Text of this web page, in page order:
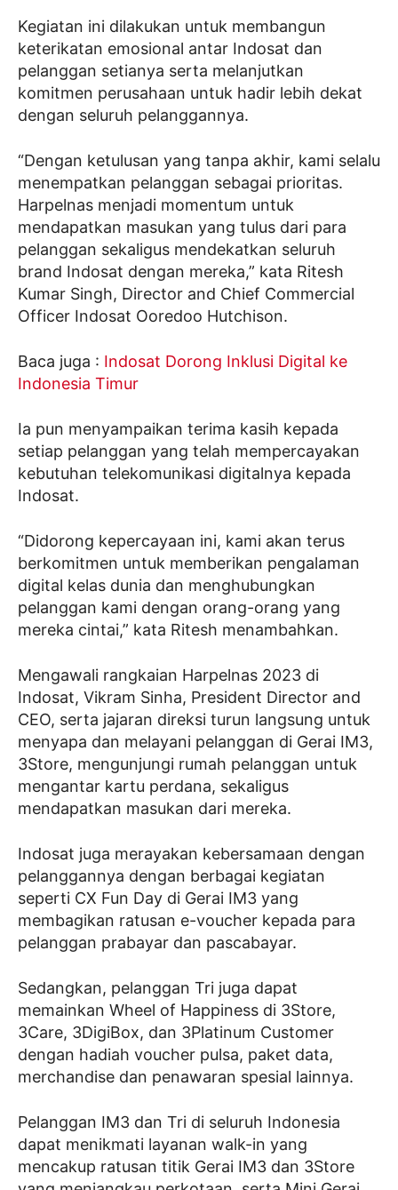
Kegiatan ini dilakukan untuk membangun
keterikatan emosional antar Indosat dan
pelanggan setianya serta melanjutkan
komitmen perusahaan untuk hadir lebih dekat
dengan seluruh pelanggannya.
“Dengan ketulusan yang tanpa akhir, kami selalu
menempatkan pelanggan sebagai prioritas.
Harpelnas menjadi momentum untuk
mendapatkan masukan yang tulus dari para
pelanggan sekaligus mendekatkan seluruh
brand Indosat dengan mereka,” kata Ritesh
Kumar Singh, Director and Chief Commercial
Officer Indosat Ooredoo Hutchison.
Baca juga : Indosat Dorong Inklusi Digital ke
Indonesia Timur
Ia pun menyampaikan terima kasih kepada
setiap pelanggan yang telah mempercayakan
kebutuhan telekomunikasi digitalnya kepada
Indosat.
“Didorong kepercayaan ini, kami akan terus
berkomitmen untuk memberikan pengalaman
digital kelas dunia dan menghubungkan
pelanggan kami dengan orang-orang yang
mereka cintai,” kata Ritesh menambahkan.
Mengawali rangkaian Harpelnas 2023 di
Indosat, Vikram Sinha, President Director and
CEO, serta jajaran direksi turun langsung untuk
menyapa dan melayani pelanggan di Gerai IM3,
3Store, mengunjungi rumah pelanggan untuk
mengantar kartu perdana, sekaligus
mendapatkan masukan dari mereka.
Indosat juga merayakan kebersamaan dengan
pelanggannya dengan berbagai kegiatan
seperti CX Fun Day di Gerai IM3 yang
membagikan ratusan e-voucher kepada para
pelanggan prabayar dan pascabayar.
Sedangkan, pelanggan Tri juga dapat
memainkan Wheel of Happiness di 3Store,
3Care, 3DigiBox, dan 3Platinum Customer
dengan hadiah voucher pulsa, paket data,
merchandise dan penawaran spesial lainnya.
Pelanggan IM3 dan Tri di seluruh Indonesia
dapat menikmati layanan walk-in yang
mencakup ratusan titik Gerai IM3 dan 3Store